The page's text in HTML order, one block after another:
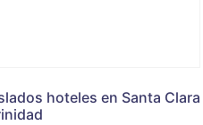
hoteles en Santa Clara